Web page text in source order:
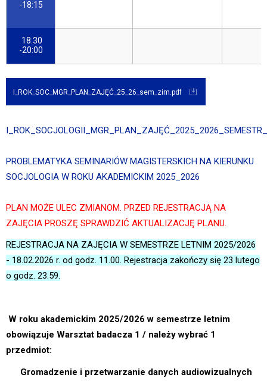
-18:15
18:30
-20:00
I_ROK_SOC_MGR_PLAN_ZAJĘĆ_25_26_sem_zim.pdf
PROBLEMATYKA SEMINARIÓW MAGISTERSKICH NA KIERUNKU
SOCJOLOGIA W ROKU AKADEMICKIM 2025_2026
PLAN MOŻE ULEC ZMIANOM. PRZED REJESTRACJĄ NA
ZAJĘCIA PROSZĘ SPRAWDZIĆ AKTUALIZACJĘ PLANU.
REJESTRACJA NA ZAJĘCIA W SEMESTRZE LETNIM 2025/2026
- 18.02.2026 r. od godz. 11.00. Rejestracja zakończy się 23 lutego
o godz. 23.59.
W roku akademickim 2025/2026 w semestrze letnim
obowiązuje Warsztat badacza 1 / należy wybrać 1
przedmiot:
Gromadzenie i przetwarzanie danych audiowizualnych